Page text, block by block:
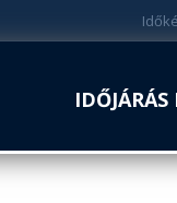
IDŐJÁRÁS